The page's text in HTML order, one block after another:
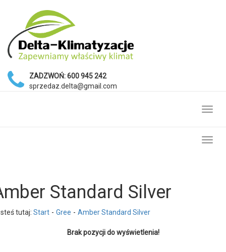
ZADZWOŃ:600 945 242
sprzedaz.delta@gmail.com
Standard Silver
tutaj: Start Gree Amber Standard Silver
Brak pozycji do wyświetlenia!